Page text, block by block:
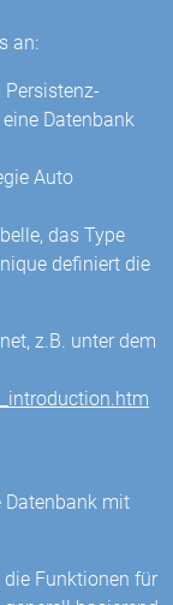
an:
Datenbank
Auto
das Type
definiert die
z.B. unter dem
Datenbank mit
Funktionen für